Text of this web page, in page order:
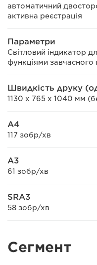
автоматичний
активна реєстрація
Параметри
Світловий індикатор
функціями
Швидкість друку
1130 x 765 х 1040 мм
A4
117 зобр/хв
A3
61 зобр/хв
SRA3
58 зобр/хв
Сегмент